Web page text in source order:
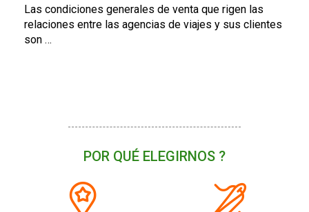
Las condiciones generales de venta que rigen las
relaciones entre las agencias de viajes y sus clientes
son …
POR QUÉ ELEGIRNOS ?